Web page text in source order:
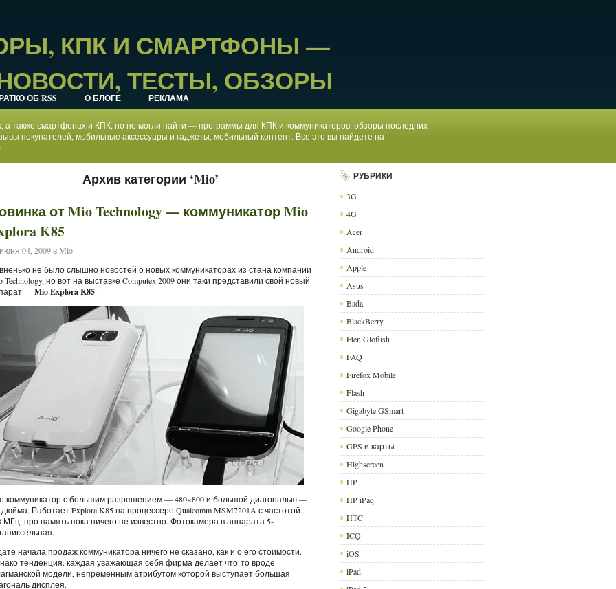
КПК И СМАРТФОНЫ —
ТЕСТЫ, ОБЗОРЫ
ОБ RSS О БЛОГЕ РЕКЛАМА
а также смартфонах и КПК, но не могли найти — программы для КПК и коммуникаторов, обзоры последних
покупателей, мобильные аксессуары и гаджеты, мобильный контент. Все это вы найдете на
Архив категории ‘Mio’
от Mio Technology — коммуникатор Mio
K85
июня 04, 2009 вMio
не было слышно новостей о новых коммуникаторах из стана компании
Technology, но вот на выставке Computex 2009 они таки представили свой новый
—Mio Explora K85.
коммуникатор с большим разрешением — 480×800 и большой диагональю —
дюйма. Работает Explora K85 на процессере Qualcomm MSM7201A с частотой
МГц, про память пока ничего не известно. Фотокамера в аппарата 5-
начала продаж коммуникатора ничего не сказано, как и о его стоимости.
тенденция: каждая уважающая себя фирма делает что-то вроде
модели, непременным атрибутом которой выступает большая
дисплея.
РУБРИКИ
3G
4G
Acer
Android
Apple
Asus
Bada
BlackBerry
Eten Glofiish
FAQ
Firefox Mobile
Flash
Gigabyte GSmart
Google Phone
GPS и карты
Highscreen
HP
HP iPaq
HTC
ICQ
iOS
iPad